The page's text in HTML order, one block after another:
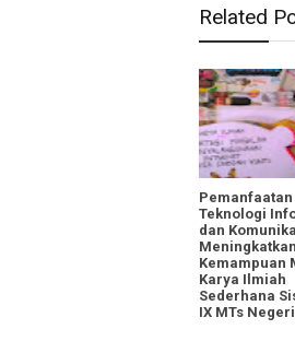
Related
Pemanfaatan
Teknologi
dan
Meningkatkan
Kemampuan
Karya Ilmiah
Sederhana
IX MTs